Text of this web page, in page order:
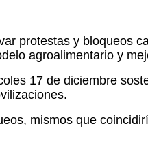
protestas y bloqueos
agroalimentario y
17 de diciembre
mismos que